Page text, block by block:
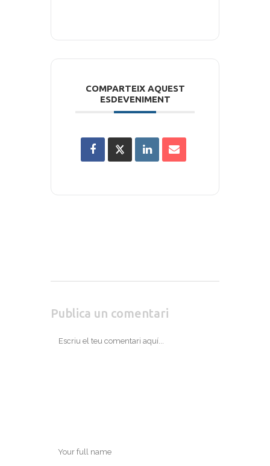
COMPARTEIX AQUEST
ESDEVENIMENT
Publica un comentari